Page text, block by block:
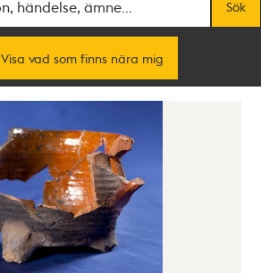
Sök
Visa vad som finns nära mig